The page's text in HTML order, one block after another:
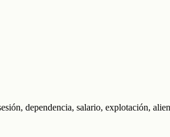
dependencia, salario, explotación,